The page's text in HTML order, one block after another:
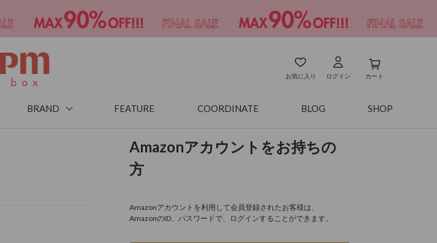
お気に入り ログイン カート
BRAND FEATURE COORDINATE BLOG SHOP
Amazonアカウントをお持ちの
方
Amazonアカウントを利用して会員登録されたお客様は、
AmazonのID、パスワードで、ログインすることができます。